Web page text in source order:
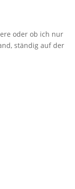
oder ob ich nur
ständig auf der